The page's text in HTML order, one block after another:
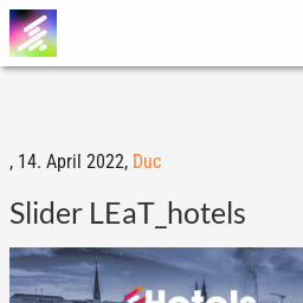
, 14. April 2022, Duc
Slider LEaT_hotels